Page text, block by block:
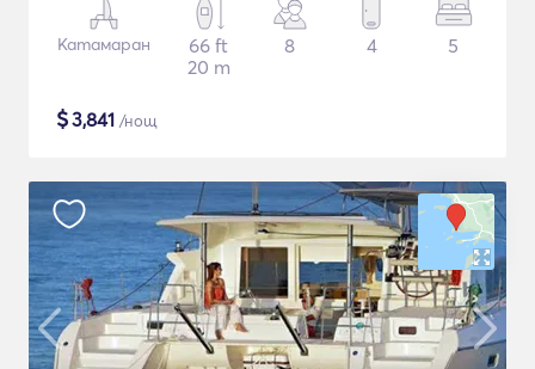
Катамаран
66 ft
20 m
8 4 5
$3,841 /нощ